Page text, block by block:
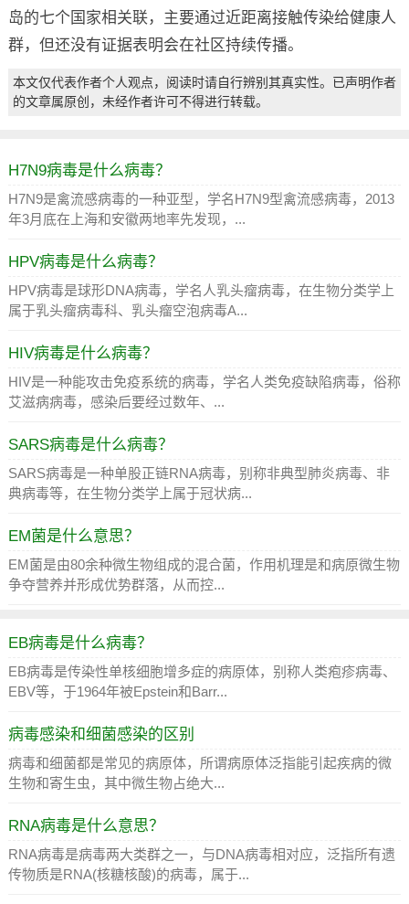
岛的七个国家相关联，主要通过近距离接触传染给健康人
群，但还没有证据表明会在社区持续传播。
本文仅代表作者个人观点，阅读时请自行辨别其真实性。已声明作者
的文章属原创，未经作者许可不得进行转载。
H7N9病毒是什么病毒？
H7N9是禽流感病毒的一种亚型，学名H7N9型禽流感病毒，2013
年3月底在上海和安徽两地率先发现，...
HPV病毒是什么病毒？
HPV病毒是球形DNA病毒，学名人乳头瘤病毒，在生物分类学上
属于乳头瘤病毒科、乳头瘤空泡病毒A...
HIV病毒是什么病毒？
HIV是一种能攻击免疫系统的病毒，学名人类免疫缺陷病毒，俗称
艾滋病病毒，感染后要经过数年、...
SARS病毒是什么病毒？
SARS病毒是一种单股正链RNA病毒，别称非典型肺炎病毒、非
典病毒等，在生物分类学上属于冠状病...
EM菌是什么意思？
EM菌是由80余种微生物组成的混合菌，作用机理是和病原微生物
争夺营养并形成优势群落，从而控...
EB病毒是什么病毒？
EB病毒是传染性单核细胞增多症的病原体，别称人类疱疹病毒、
EBV等，于1964年被Epstein和Barr...
病毒感染和细菌感染的区别
病毒和细菌都是常见的病原体，所谓病原体泛指能引起疾病的微
生物和寄生虫，其中微生物占绝大...
RNA病毒是什么意思？
RNA病毒是病毒两大类群之一，与DNA病毒相对应，泛指所有遗
传物质是RNA(核糖核酸)的病毒，属于...